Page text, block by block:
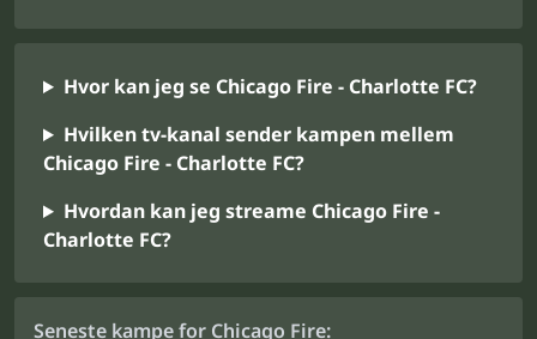
Hvor kan jeg se Chicago Fire - Charlotte FC?
Hvilken tv-kanal sender kampen mellem
Chicago Fire - Charlotte FC?
Hvordan kan jeg streame Chicago Fire -
Charlotte FC?
Seneste kampe for Chicago Fire: